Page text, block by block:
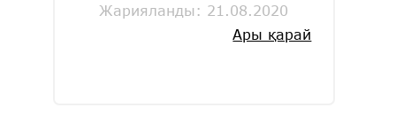
Жарияланды: 21.08.2020
Ары қарай